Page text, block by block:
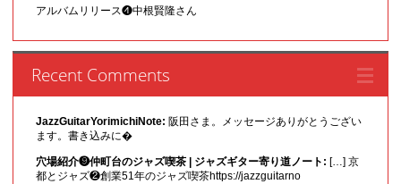
アルバムリリース❹中根賢隆さん
Recent Comments
JazzGuitarYorimichiNote: 阪田さま。メッセージありがとうござい
ます。書き込みに�
穴場紹介❾仲町台のジャズ喫茶 | ジャズギター寄り道ノート: […] 京
都とジャズ❷創業51年のジャズ喫茶https://jazzguitarno